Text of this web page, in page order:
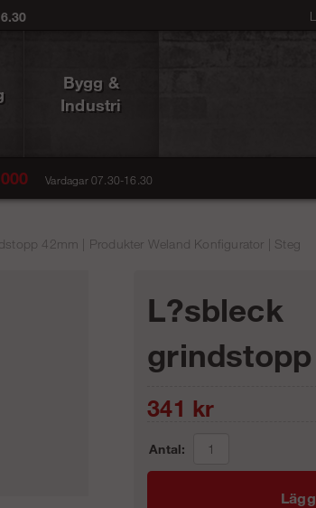
Bygg &
Industri
Vardagar 07.30-16.30
42mm | Produkter Weland Konfigurator | Steg
L?sbleck
341 kr
Antal: